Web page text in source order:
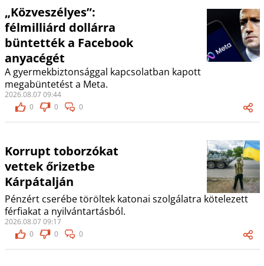
„Közveszélyes”:
félmilliárd dollárra
büntették a Facebook
anyacégét
A gyermekbiztonsággal kapcsolatban kapott
megabüntetést a Meta.
2026.08.07 09:44
0
0 0
Korrupt toborzókat
vettek őrizetbe
Kárpátalján
Pénzért cserébe töröltek katonai szolgálatra kötelezett
férfiakat a nyilvántartásból.
2026.08.07 09:17
0
0 0